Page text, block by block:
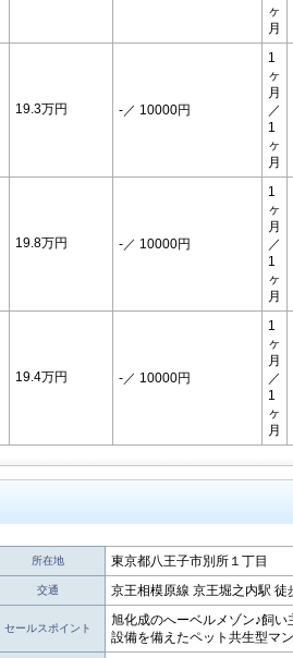
ヶ
月
19.3万円 -／ 10000円
1
ヶ
月
／
1
ヶ
月
19.8万円 -／ 10000円
1
ヶ
月
／
1
ヶ
月
19.4万円 -／ 10000円
1
ヶ
月
／
1
ヶ
月
所在地 東京都八王子市別所１丁目
交通 京王相模原線 京王堀之内駅 徒
セールスポイント
旭化成のへーベルメゾン♪飼
設備を備えたペット共生型マ